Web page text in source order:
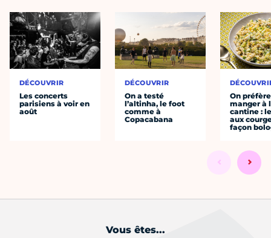
DÉCOUVRIR
Les concerts
parisiens à voir en
août
DÉCOUVRIR
On a testé
l’altinha, le foot
comme à
Copacabana
On préfère
manger à
cantine :
aux
façon
Vous êtes...